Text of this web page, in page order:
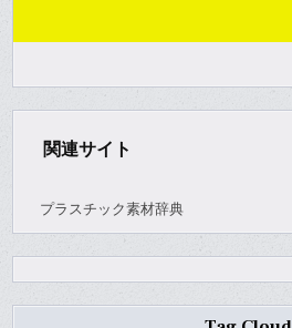
関連サイト
プラスチック素材辞典